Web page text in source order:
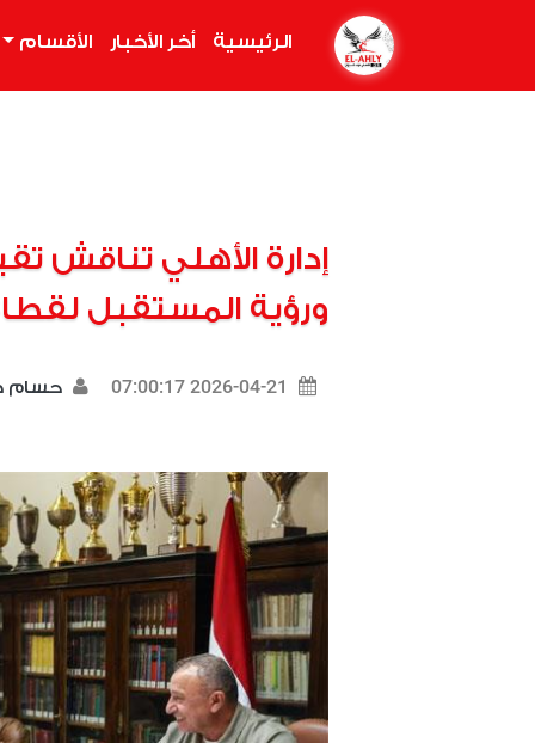
الرئيسية أخر الأخبار الأقسام
إدارة الأهلي تناقش
ورؤية المستقبل
2026-04-21 07:00:17 حسام